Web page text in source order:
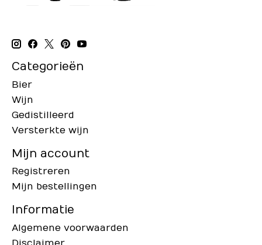
Categorieën
Bier
Wijn
Gedistilleerd
Versterkte wijn
Mijn account
Registreren
Mijn bestellingen
Informatie
Algemene voorwaarden